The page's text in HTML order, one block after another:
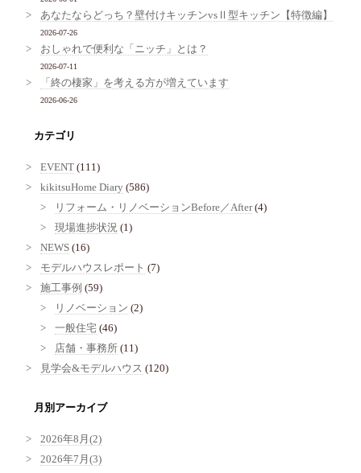
あなたならどっち？壁付けキッチンvsⅡ型キッチン【特徴編】
2026-07-26
おしゃれで便利な「ニッチ」とは？
2026-07-11
「終の棲家」を考える方が増えています
2026-06-26
カテゴリ
EVENT (111)
kikitsuHome Diary (586)
リフォーム・リノベーションBefore／After(4)
現場進捗状況 (1)
NEWS (16)
モデルハウスレポート (7)
施工事例 (59)
リノベーション (2)
一般住宅 (46)
店舗・事務所 (11)
見学会&モデルハウス (120)
月別アーカイブ
2026年8月(2)
2026年7月(3)